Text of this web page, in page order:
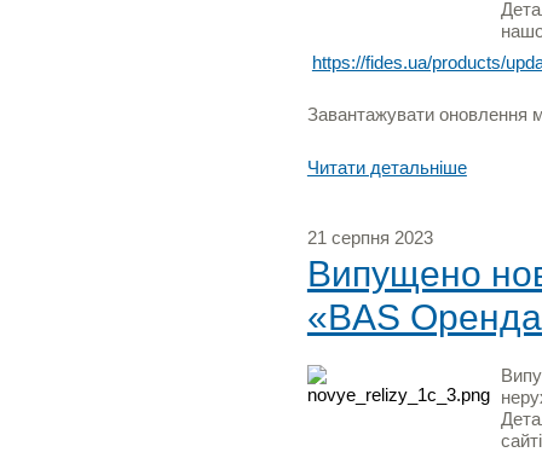
https://fides.ua/products/
Завантажувати оновлення
Читати детальніше
21 серпня 2023
Випущено
«BAS